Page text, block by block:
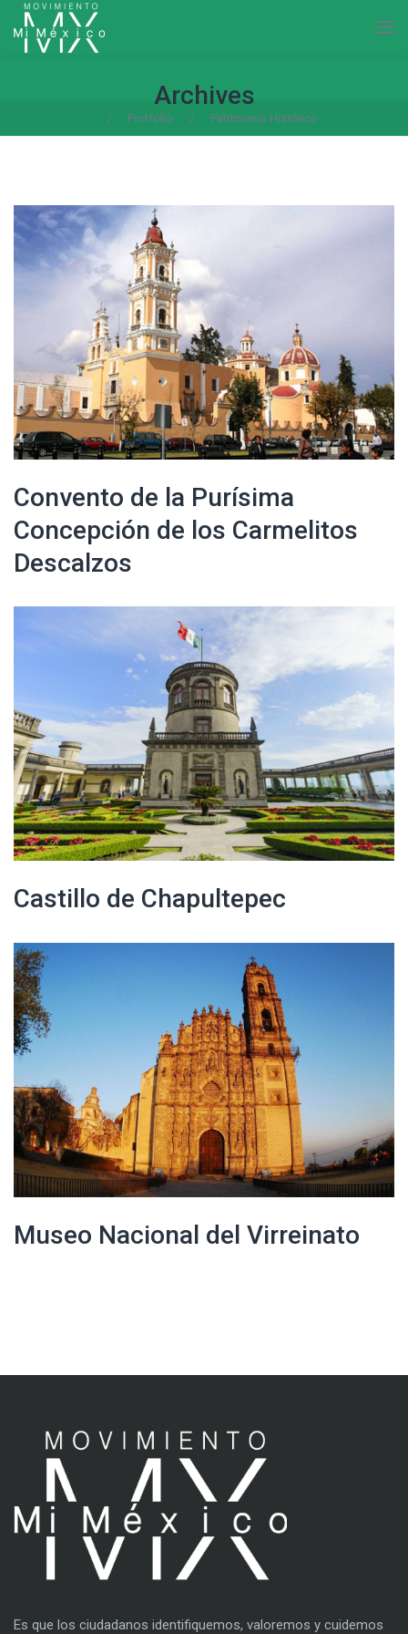
Archives
/ Portfolio / Patrimonio Histórico
Convento de la Purísima
Concepción de los Carmelitos
Descalzos
Castillo de Chapultepec
Museo Nacional del Virreinato
Es que los ciudadanos identifiquemos, valoremos y cuidemos